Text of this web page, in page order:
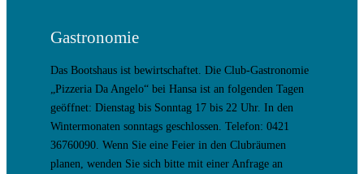
Gastronomie
Das Bootshaus ist bewirtschaftet. Die Club-Gastronomie
„Pizzeria Da Angelo“ bei Hansa ist an folgenden Tagen
geöffnet: Dienstag bis Sonntag 17 bis 22 Uhr. In den
Wintermonaten sonntags geschlossen. Telefon: 0421
36760090. Wenn Sie eine Feier in den Clubräumen
planen, wenden Sie sich bitte mit einer Anfrage an